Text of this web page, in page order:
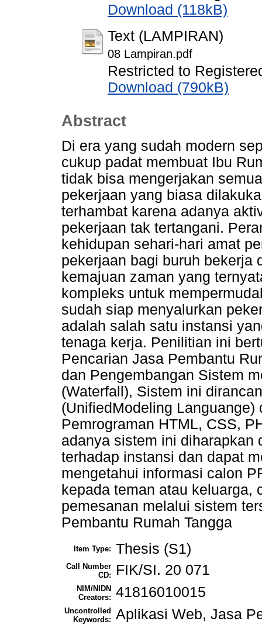
Download (118kB)
Text (LAMPIRAN)
08 Lampiran.pdf
Restricted to
Download (790kB)
Abstract
Di era yang sudah modern
cukup padat membuat Ibu
tidak bisa mengerjakan
pekerjaan yang biasa
terhambat karena adanya
pekerjaan tak tertangani.
kehidupan sehari-hari amat
pekerjaan bagi buruh bekerja
kemajuan zaman yang
kompleks untuk
sudah siap menyalurkan
adalah salah satu instansi
tenaga kerja. Penilitian ini
Pencarian Jasa Pembantu
dan Pengembangan Sistem
(Waterfall), Sistem ini
(UnifiedModeling
Pemrograman HTML, CSS,
adanya sistem ini diharapkan
terhadap instansi dan dapat
mengetahui informasi calon
kepada teman atau keluarga,
pemesanan melalui sistem
Pembantu Rumah Tangga
Item Type: Thesis (S1)
Call Number
CD:
FIK/SI. 20 071
NIM/NIDN
Creators: 41816010015
Uncontrolled
Keywords: Aplikasi Web, Jasa